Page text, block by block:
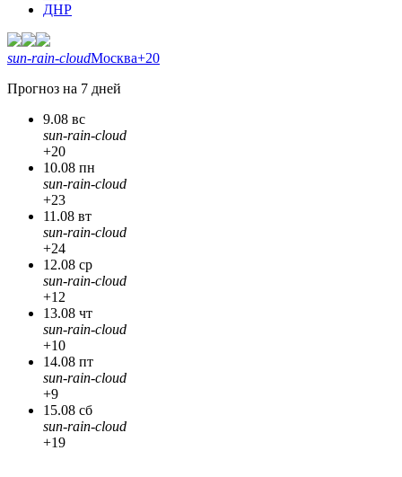
ДНР
sun-rain-cloudМосква+20
Прогноз на 7 дней
9.08 вс
sun-rain-cloud
+20
10.08 пн
sun-rain-cloud
+23
11.08 вт
sun-rain-cloud
+24
12.08 ср
sun-rain-cloud
+12
13.08 чт
sun-rain-cloud
+10
14.08 пт
sun-rain-cloud
+9
15.08 сб
sun-rain-cloud
+19